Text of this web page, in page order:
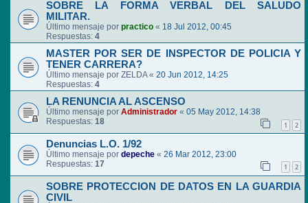
SOBRE LA FORMA VERBAL DEL SALUDO
MILITAR.
Último mensaje por practico « 18 Jul 2012, 00:45
Respuestas: 4
MASTER POR SER DE INSPECTOR DE POLICIA Y
TENER CARRERA?
Último mensaje por ZELDA« 20 Jun 2012, 14:25
Respuestas: 4
LA RENUNCIA AL ASCENSO
Último mensaje por Administrador « 05 May 2012, 14:38
Respuestas: 18 1 2
Denuncias L.O. 1/92
Último mensaje por depeche « 26 Mar 2012, 23:00
Respuestas: 17 1 2
SOBRE PROTECCION DE DATOS EN LA GUARDIA
CIVIL